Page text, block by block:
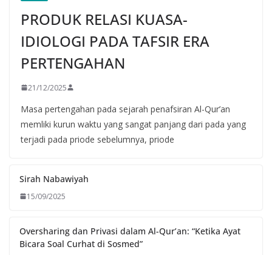
PRODUK RELASI KUASA-
IDIOLOGI PADA TAFSIR ERA
PERTENGAHAN
21/12/2025
Masa pertengahan pada sejarah penafsiran Al-Qur’an
memliki kurun waktu yang sangat panjang dari pada yang
terjadi pada priode sebelumnya, priode
Sirah Nabawiyah
15/09/2025
Oversharing dan Privasi dalam Al-Qur’an: “Ketika Ayat
Bicara Soal Curhat di Sosmed”